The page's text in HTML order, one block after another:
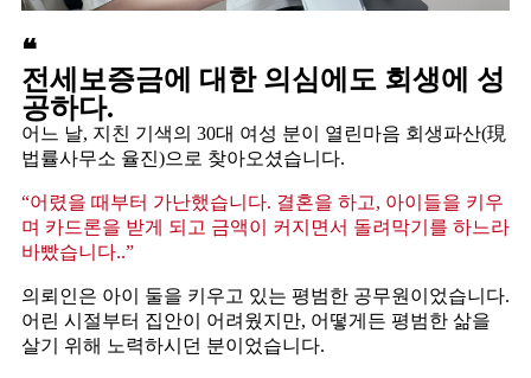
❝
전세보증금에 대한 의심에도 회생에 성
공하다.
어느 날, 지친 기색의 30대 여성 분이 열린마음 회생파산(現
법률사무소 율진)으로 찾아오셨습니다.
“어렸을 때부터 가난했습니다. 결혼을 하고, 아이들을 키우
며 카드론을 받게 되고 금액이 커지면서 돌려막기를 하느라
바빴습니다..”
의뢰인은 아이 둘을 키우고 있는 평범한 공무원이었습니다.
어린 시절부터 집안이 어려웠지만, 어떻게든 평범한 삶을
살기 위해 노력하시던 분이었습니다. ​